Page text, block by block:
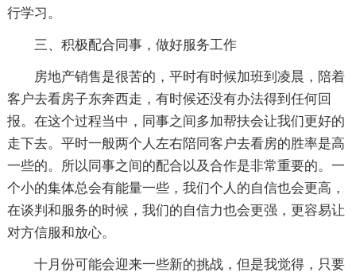
行学习。
三、积极配合同事，做好服务工作
房地产销售是很苦的，平时有时候加班到凌晨，陪着
客户去看房子东奔西走，有时候还没有办法得到任何回
报。在这个过程当中，同事之间多加帮扶会让我们更好的
走下去。平时一般两个人左右陪同客户去看房的胜率是高
一些的。所以同事之间的配合以及合作是非常重要的。一
个小的集体总会有能量一些，我们个人的自信也会更高，
在谈判和服务的时候，我们的自信力也会更强，更容易让
对方信服和放心。
十月份可能会迎来一些新的挑战，但是我觉得，只要